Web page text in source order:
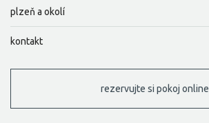
plzeň a okolí
kontakt
rezervujte si pokoj online